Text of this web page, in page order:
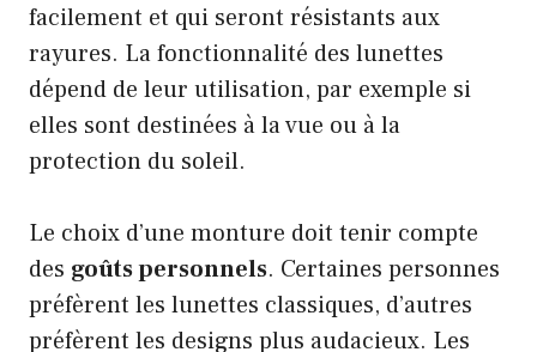
facilement et qui seront résistants aux
rayures. La fonctionnalité des lunettes
dépend de leur utilisation, par exemple si
elles sont destinées à la vue ou à la
protection du soleil.
Le choix d’une monture doit tenir compte
des goûts personnels. Certaines personnes
préfèrent les lunettes classiques, d’autres
préfèrent les designs plus audacieux. Les